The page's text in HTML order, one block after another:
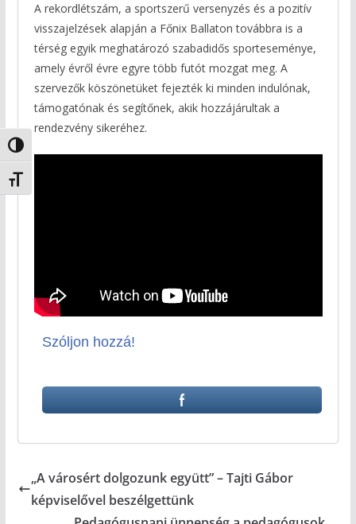
Nagy kontraszt váltása
Betűméret váltása
A rekordlétszám, a sportszerű versenyzés és a pozitív
visszajelzések alapján a Főnix Ballaton továbbra is a
térség egyik meghatározó szabadidős sporteseménye,
amely évről évre egyre több futót mozgat meg. A
szervezők köszönetüket fejezték ki minden indulónak,
támogatónak és segítőnek, akik hozzájárultak a
rendezvény sikeréhez.
Szóljon hozzá!
„A városért dolgozunk együtt” – Tajti Gábor
képviselővel beszélgettünk